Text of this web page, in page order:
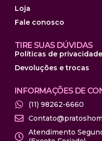
Loja
Fale conosco
TIRE SUAS DÚVIDAS
Políticas de privacidade
Devoluções e trocas
INFORMAÇÕES DE
(11) 98262-6660
Atendimento